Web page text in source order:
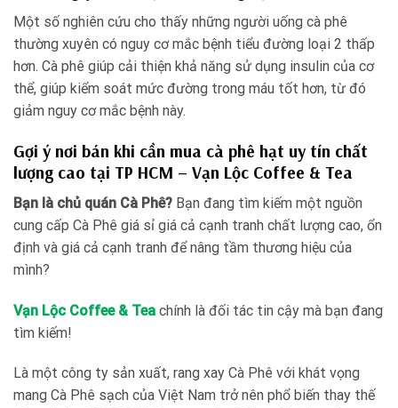
Một số nghiên cứu cho thấy những người uống cà phê
thường xuyên có nguy cơ mắc bệnh tiểu đường loại 2 thấp
hơn. Cà phê giúp cải thiện khả năng sử dụng insulin của cơ
thể, giúp kiểm soát mức đường trong máu tốt hơn, từ đó
giảm nguy cơ mắc bệnh này.
Gợi ý nơi bán khi cần mua cà phê hạt uy tín chất
lượng cao tại TP HCM – Vạn Lộc Coffee & Tea
Bạn là chủ quán Cà Phê? Bạn đang tìm kiếm một nguồn
cung cấp Cà Phê giá sỉ giá cả cạnh tranh chất lượng cao, ổn
định và giá cả cạnh tranh để nâng tầm thương hiệu của
mình?
Vạn Lộc Coffee & Tea chính là đối tác tin cậy mà bạn đang
tìm kiếm!
Là một công ty sản xuất, rang xay Cà Phê với khát vọng
mang Cà Phê sạch của Việt Nam trở nên phổ biến thay thế